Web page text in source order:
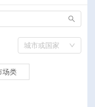
城市或国家
场类